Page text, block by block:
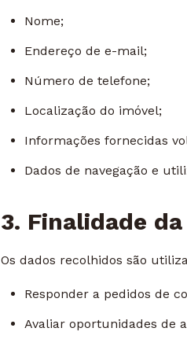
Nome;
Endereço de e-mail;
Número de telefone;
Localização do imóvel;
Informações fornecidas
Dados de navegação e
3. Finalidade
Os dados recolhidos são
Responder a pedidos de
Avaliar oportunidades de